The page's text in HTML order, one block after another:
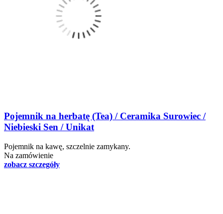
Pojemnik na herbatę (Tea) / Ceramika Surowiec /
Niebieski Sen / Unikat
Pojemnik na kawę, szczelnie zamykany.
Na zamówienie
zobacz szczegóły